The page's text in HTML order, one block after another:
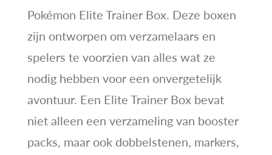
Pokémon Elite Trainer Box. Deze boxen
zijn ontworpen om verzamelaars en
spelers te voorzien van alles wat ze
nodig hebben voor een onvergetelijk
avontuur. Een Elite Trainer Box bevat
niet alleen een verzameling van booster
packs, maar ook dobbelstenen, markers,